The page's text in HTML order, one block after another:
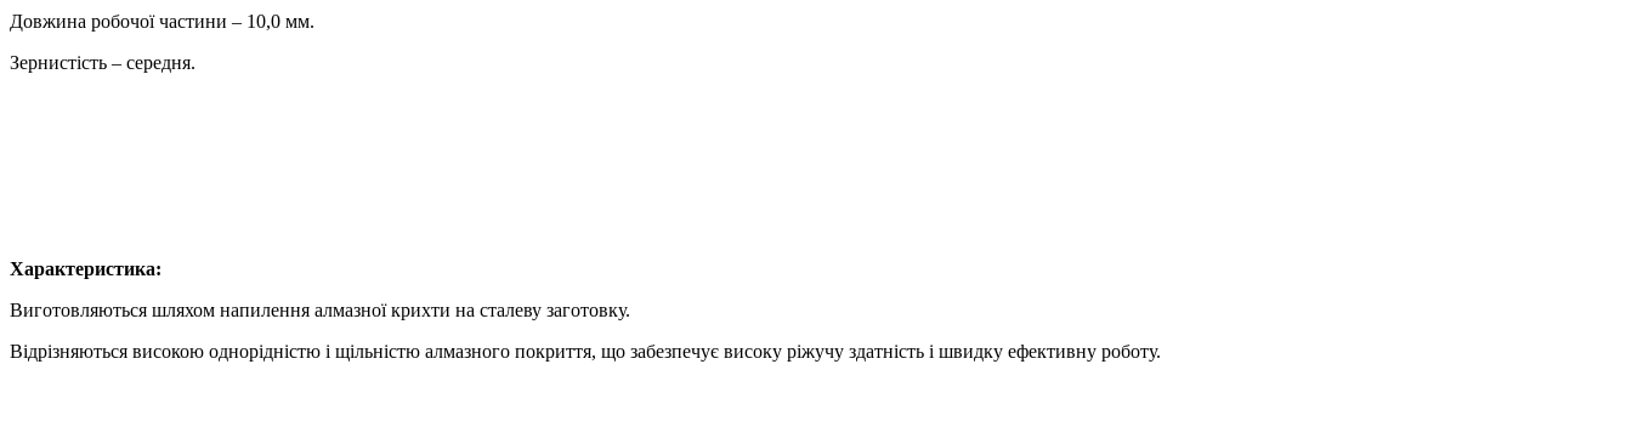
Довжина робочої частини – 10,0 мм.
Зернистість – середня.
Характеристика:
Виготовляються шляхом напилення алмазної крихти на сталеву заготовку.
Відрізняються високою однорідністю і щільністю алмазного покриття, що забезпечує високу ріжучу здатність і швидку ефективну роботу.